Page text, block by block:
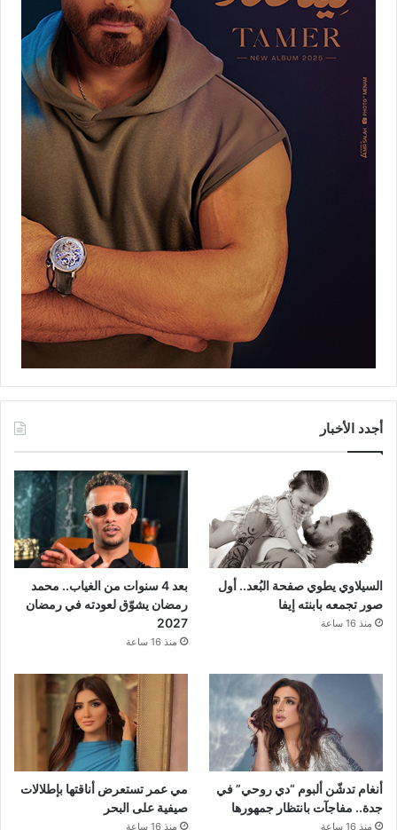
أجدد الأخبار
السيلاوي يطوي صفحة البُعد.. أول
صور تجمعه بابنته إيفا
منذ 16 ساعة
بعد 4 سنوات من الغياب.. محمد
رمضان يشوّق لعودته في رمضان
2027
منذ 16 ساعة
أنغام تدشّن ألبوم “دي روحي” في
جدة.. مفاجآت بانتظار جمهورها
منذ 16 ساعة
مي عمر تستعرض أناقتها بإطلالات
صيفية على البحر
منذ 16 ساعة